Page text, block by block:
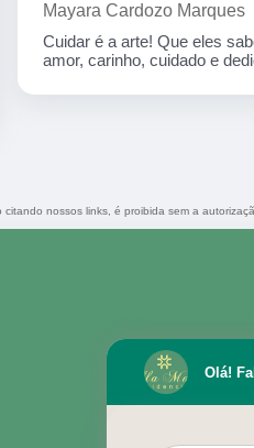
Mayara Cardozo Marques
Cuidar é a arte! Que eles
amor, carinho, cuidado e
nossos links, é proibida sem a
Olá!